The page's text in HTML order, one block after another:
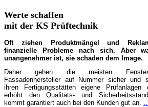
Werte schaffen
mit der KS Prüftechnik
Oft ziehen Produktmängel und
finanzielle Probleme nach sich. Aber
unangenehmer ist, sie schaden dem Image.
Daher gehen die meisten
Fassadenhersteller auf Nummer sicher und
ihren Fertigungsstätten eigene Prüfanlagen
erhöht den Qualitäts- und
kommt garantiert auch bei den Kunden gut an.